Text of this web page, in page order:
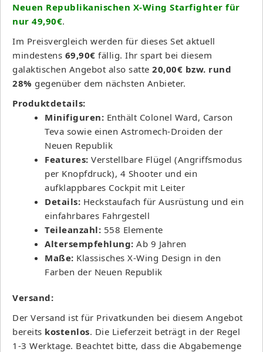
Neuen Republikanischen X-Wing Starfighter für
nur 49,90€.
Im Preisvergleich werden für dieses Set aktuell
mindestens 69,90€ fällig. Ihr spart bei diesem
galaktischen Angebot also satte 20,00€ bzw. rund
28% gegenüber dem nächsten Anbieter.
Produktdetails:
Minifiguren: Enthält Colonel Ward, Carson
Teva sowie einen Astromech-Droiden der
Neuen Republik
Features: Verstellbare Flügel (Angriffsmodus
per Knopfdruck), 4 Shooter und ein
aufklappbares Cockpit mit Leiter
Details: Heckstaufach für Ausrüstung und ein
einfahrbares Fahrgestell
Teileanzahl: 558 Elemente
Altersempfehlung: Ab 9 Jahren
Maße: Klassisches X-Wing Design in den
Farben der Neuen Republik
Versand:
Der Versand ist für Privatkunden bei diesem Angebot
bereits kostenlos. Die Lieferzeit beträgt in der Regel
1-3 Werktage. Beachtet bitte, dass die Abgabemenge